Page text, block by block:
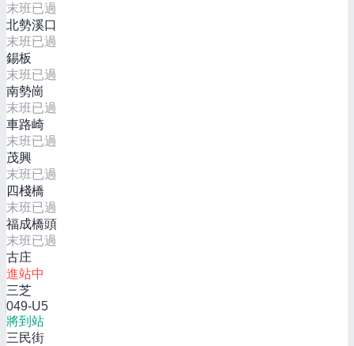
末班已過
北勢溪口
末班已過
錫板
末班已過
南勢崗
末班已過
車路崎
末班已過
茂興
末班已過
四棧橋
末班已過
福成橋頭
末班已過
古庄
進站中
三芝
049-U5
將到站
三民街